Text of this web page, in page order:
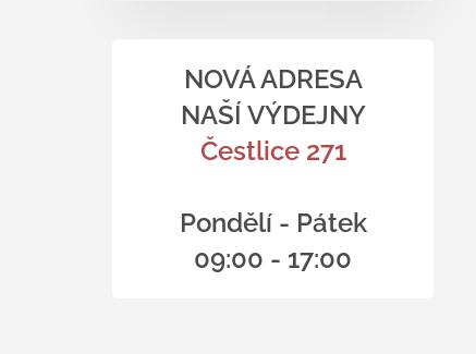
NOVÁ ADRESA
NAŠÍ VÝDEJNY
Čestlice 271
Pondělí - Pátek
09:00 - 17:00